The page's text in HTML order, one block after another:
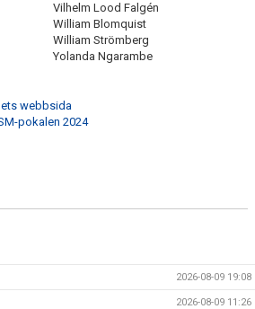
Vilhelm Lood Falgén
William Blomquist
William Strömberg
Yolanda Ngarambe
webbsida
pokalen 2024
2026-08-09 19:08
2026-08-09 11:26